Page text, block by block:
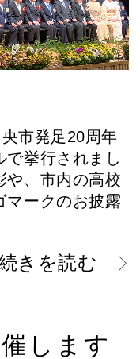
市発足20周年
で挙行されまし
や、市内の高校
マークのお披露
きを読む
します